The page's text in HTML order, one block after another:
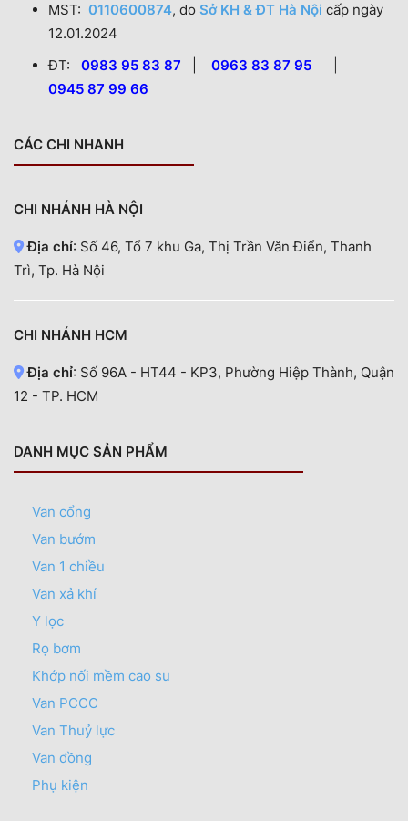
MST:0110600874, doSở KH & ĐT Hà Nội cấp ngày
12.01.2024
ĐT:0983 95 83 87 |0963 83 87 95
0945 87 99 66
CÁC CHI NHANH
CHI NHÁNH HÀ NỘI
Địa chỉ: Số 46, Tổ 7 khu Ga, Thị Trần Văn Điển, Thanh
Trì, Tp. Hà Nội
CHI NHÁNH HCM
Địa chỉ: Số 96A - HT44 - KP3, Phường Hiệp Thành, Quận
12 - TP. HCM
DANH MỤC SẢN PHẨM
Van cổng
Van bướm
Van 1 chiều
Van xả khí
Y lọc
Rọ bơm
Khớp nối mềm cao su
Van PCCC
Van Thuỷ lực
Van đồng
Phụ kiện